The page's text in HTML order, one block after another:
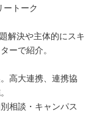
トーク
解決や主体的にスキ
ーで紹介。
高大連携、連携協
相談・キャンパス